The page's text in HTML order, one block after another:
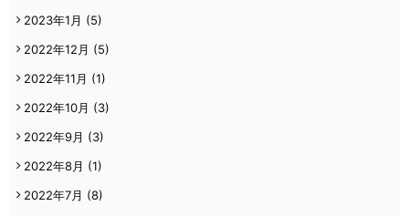
2023年1月 (5)
2022年12月 (5)
2022年11月 (1)
2022年10月 (3)
2022年9月 (3)
2022年8月 (1)
2022年7月 (8)